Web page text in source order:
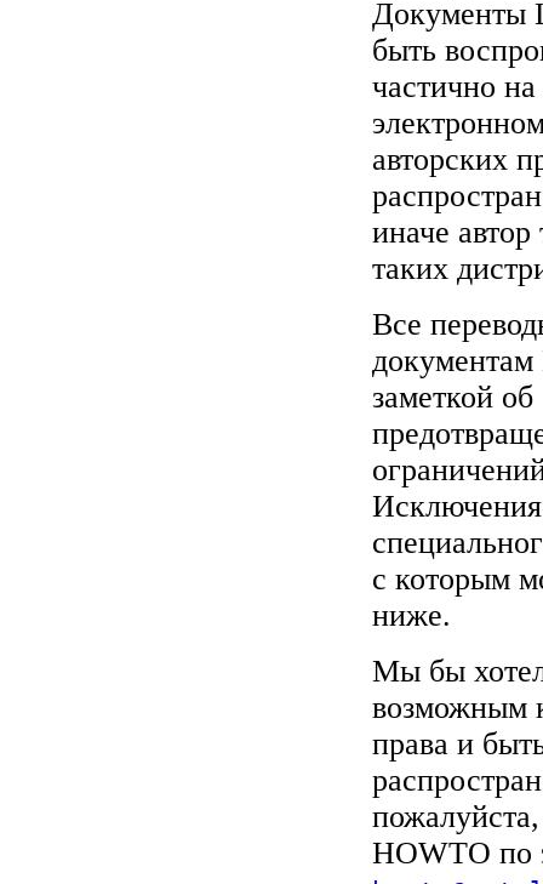
Документы
быть
частично
авторских
иначе
таких
Все
заметкой
Исключения
с которым
ниже.
Мы бы
возможным
права и
HOWTO по